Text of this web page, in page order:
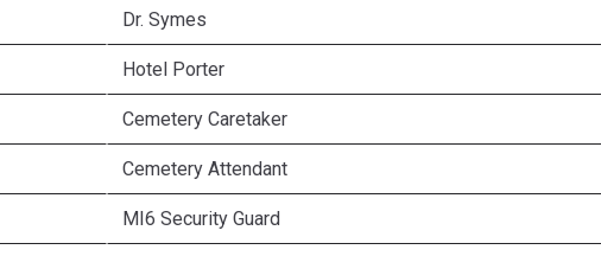
Dr. Symes
Hotel Porter
Cemetery Caretaker
Cemetery Attendant
MI6 Security Guard